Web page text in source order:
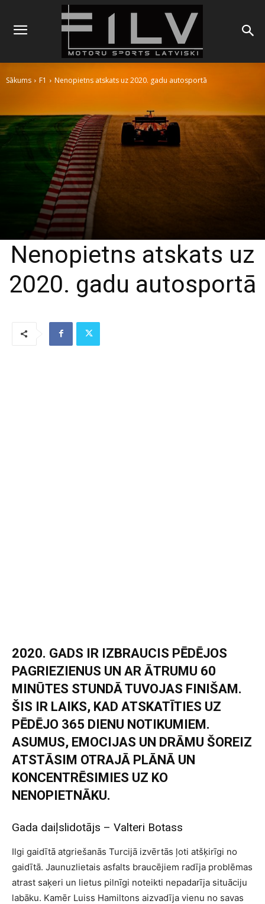
Sākums F1 Nenopietns atskats uz 2020. gadu autosportā
Nenopietns atskats uz
2020. gadu autosportā
2020. GADS IR IZBRAUCIS PĒDĒJOS
PAGRIEZIENUS UN AR ĀTRUMU 60
MINŪTES STUNDĀ TUVOJAS FINIŠAM.
ŠIS IR LAIKS, KAD ATSKATĪTIES UZ
PĒDĒJO 365 DIENU NOTIKUMIEM.
ASUMUS, EMOCIJAS UN DRĀMU ŠOREIZ
ATSTĀSIM OTRAJĀ PLĀNĀ UN
KONCENTRĒSIMIES UZ KO
NENOPIETNĀKU.
Gada daiļslidotājs – Valteri Botass
Ilgi gaidītā atgriešanās Turcijā izvērtās ļoti atšķirīgi no
gaidītā. Jaunuzlietais asfalts braucējiem radīja problēmas
atrast saķeri un lietus pilnīgi noteikti nepadarīja situāciju
labāku. Kamēr Luiss Hamiltons aizvadīja vienu no savas